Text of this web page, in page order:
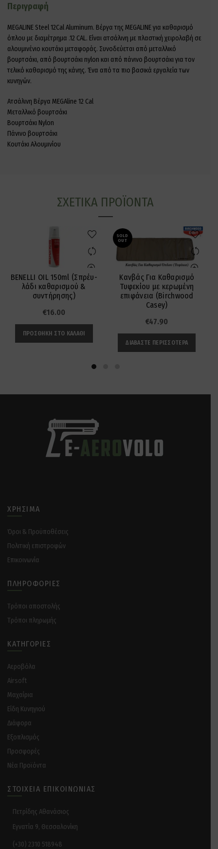
Περιγραφή
MEGALINE Steel 12Cal Aluminum. Βέργα της MEGALINE για καθαρισμό
όπλου με διαμέτρημα .12 CAL. Είναι ατσάλινη με πλαστική χειρολαβή σε
αλουμινένιο κουτάκι μεταφοράς. Συνοδεύεται από μεταλλικό
βουρτσάκι, από βουρτσάκι nylon και από πάνινο βουρτσάκι για τον
τελικό καθαρισμό της κάνης. Ένα από τα πιο βασικά εργαλεία των
κυνηγών.
Ατσάλινη Βέργα MEGAline 12 Cal
Μεταλλικό βουρτσάκι
Βουρτσάκι Nylon
Πάνινο βουρτσάκι
Κουτάκι Αλουμινίου
ΣΧΕΤΙΚΆ ΠΡΟΪΌΝΤΑ
BENELLI OIL 150ml (Σπρέυ-
λάδι καθαρισμού &
συντήρησης)
€16.00
ΠΡΟΣΘΉΚΗ ΣΤΟ ΚΑΛΆΘΙ
SOLD
OUT
Κανβάς Για Καθαρισμό
Τυφεκίου με κερωμένη
επιφάνεια (Birchwood
Casey)
€47.90
ΔΙΑΒΆΣΤΕ ΠΕΡΙΣΣΌΤΕΡΑ
ΧΡΉΣΙΜΑ
Όροι & Προϋποθέσεις
Πολιτική επιστροφών
Επικοινωνία
ΠΛΗΡΟΦΟΡΊΕΣ
Tρόποι αποστολής
Tρόποι πληρωμής
ΚΑΤΗΓΟΡΊΕΣ
Αεροβόλα
Airsoft
Μαχαίρια
Είδη Κυνηγιού
Διάφορα
Eξοπλισμός
Προσφορές
Νέα Προϊόντα
ΣΤΟΙΧΕΊΑ ΕΠΙΚΟΙΝΩΝΊΑΣ
Πετρίδης Αθανάσιος
Εγνατία 9, Θεσσαλονίκη
(+30) 2310 518948